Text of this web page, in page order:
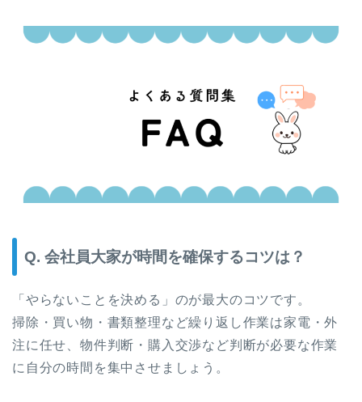
Q. 会社員大家が時間を確保するコツは？
「やらないことを決める」のが最大のコツです。
掃除・買い物・書類整理など繰り返し作業は家電・外
注に任せ、物件判断・購入交渉など判断が必要な作業
に自分の時間を集中させましょう。